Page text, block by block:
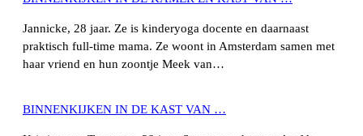
Jannicke, 28 jaar. Ze is kinderyoga docente en daarnaast
praktisch full-time mama. Ze woont in Amsterdam samen met
haar vriend en hun zoontje Meek van…
BINNENKIJKEN IN DE KAST VAN …